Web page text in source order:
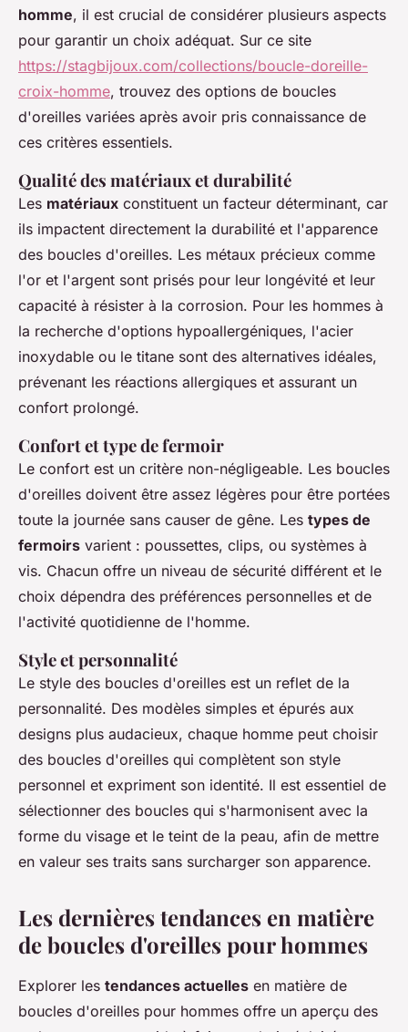
homme, il est crucial de considérer plusieurs aspects
pour garantir un choix adéquat. Sur ce site
https://stagbijoux.com/collections/boucle-doreille-
croix-homme, trouvez des options de boucles
d'oreilles variées après avoir pris connaissance de
ces critères essentiels.
Qualité des matériaux et durabilité
Les matériaux constituent un facteur déterminant, car
ils impactent directement la durabilité et l'apparence
des boucles d'oreilles. Les métaux précieux comme
l'or et l'argent sont prisés pour leur longévité et leur
capacité à résister à la corrosion. Pour les hommes à
la recherche d'options hypoallergéniques, l'acier
inoxydable ou le titane sont des alternatives idéales,
prévenant les réactions allergiques et assurant un
confort prolongé.
Confort et type de fermoir
Le confort est un critère non-négligeable. Les boucles
d'oreilles doivent être assez légères pour être portées
toute la journée sans causer de gêne. Les types de
fermoirs varient : poussettes, clips, ou systèmes à
vis. Chacun offre un niveau de sécurité différent et le
choix dépendra des préférences personnelles et de
l'activité quotidienne de l'homme.
Style et personnalité
Le style des boucles d'oreilles est un reflet de la
personnalité. Des modèles simples et épurés aux
designs plus audacieux, chaque homme peut choisir
des boucles d'oreilles qui complètent son style
personnel et expriment son identité. Il est essentiel de
sélectionner des boucles qui s'harmonisent avec la
forme du visage et le teint de la peau, afin de mettre
en valeur ses traits sans surcharger son apparence.
Les dernières tendances en matière
de boucles d'oreilles pour hommes
Explorer les tendances actuelles en matière de
boucles d'oreilles pour hommes offre un aperçu des